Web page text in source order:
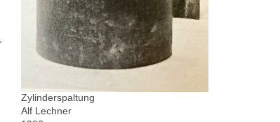
Zylinderspaltung
Alf Lechner